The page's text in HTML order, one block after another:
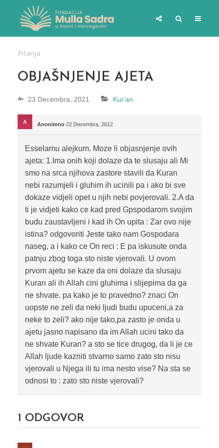
Pitanja
OBJAŠNJENJE AJETA
23 Decembra, 2021 Kur'an
Anonimno 22 Decembra, 2012
Esselamu alejkum. Moze li objasnjenje ovih
ajeta: 1.Ima onih koji dolaze da te slusaju ali Mi
smo na srca njihova zastore stavili da Kuran
nebi razumjeli i gluhim ih ucinili pa i ako bi sve
dokaze vidjeli opet u njih nebi povjerovali. 2.A da
ti je vidjeti kako ce kad pred Gpspodarom svojim
budu zaustavljeni i kad ih On upita : Zar ovo nije
istina? odgovoriti Jeste tako nam Gospodara
naseg, a i kako ce On reci : E pa iskusute onda
patnju zbog toga sto niste vjerovali. U ovom
prvom ajetu se kaze da oni dolaze da slusaju
Kuran ali ih Allah cini gluhima i slijepima da ga
ne shvate. pa kako je to pravedno? znaci On
uopste ne zeli da neki ljudi budu upuceni,a za
neke to zeli? ako nije tako,pa zasto je onda u
ajetu jasno napisano da im Allah ucini tako da
ne shvate Kuran? a sto se tice drugog, da li je ce
Allah ljude kazniti stvarno samo zato sto nisu
vjerovali u Njega ili tu ima nesto vise? Na sta se
odnosi to : zato sto niste vjerovali?
1 ODGOVOR